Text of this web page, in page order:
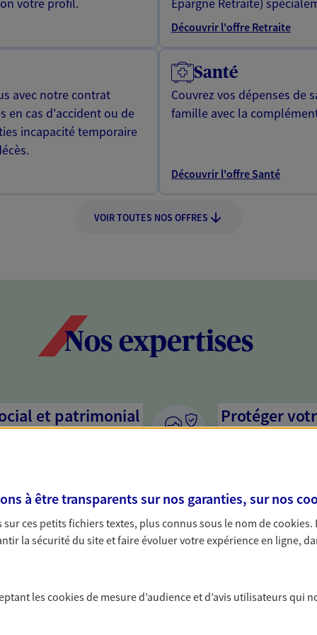
Découvrir l'offre Retraite
avec notre contrat
en cas d'accident ou de
incapacité temporaire
Santé
Couvrez vos dépenses de
famille avec la
Découvrir l'offre Santé
VOIR TOUTES NOS OFFRES
Nos expertises
et patrimonial
situation. Une analyse
cohérents avec vos
Protéger
activité, mais aussi
interlocuteur pour
à être transparents sur nos garanties, sur nos
ces petits fichiers textes, plus connus sous le nom decookies.
la sécurité du site et faire évoluer votre expérience en ligne,
lescookiesde mesure d’audience et d’avis utilisateurs qui